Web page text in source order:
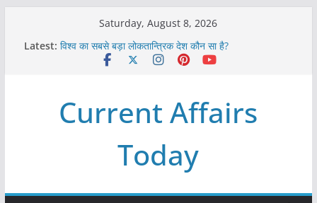
Saturday, August 8, 2026
Latest: विश्व का सबसे बड़ा लोकतान्त्रिक देश कौन सा है?
Refeeding Syndrome and its Management
विश्व में कितने प्रकार के शासन होते है?
Current Affairs
Today